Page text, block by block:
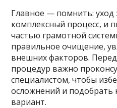
Главное — помнить:
комплексный процесс, и
частью грамотной
правильное очищение,
внешних факторов.
процедур важно
специалистом, чтобы
осложнений и
вариант.